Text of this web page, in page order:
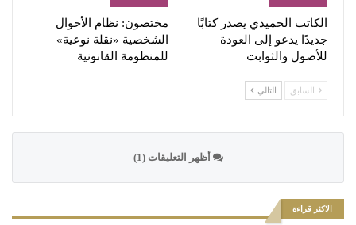
الكاتب الحميدي يصدر كتابًا
جديدًا يدعو إلى العودة
للأصول والثوابت
مختصون: نظام الأحوال
الشخصية «نقلة نوعية»
للمنظومة القانونية
السابق التالي
أظهر التعليقات (1)
الاكثر قراءة